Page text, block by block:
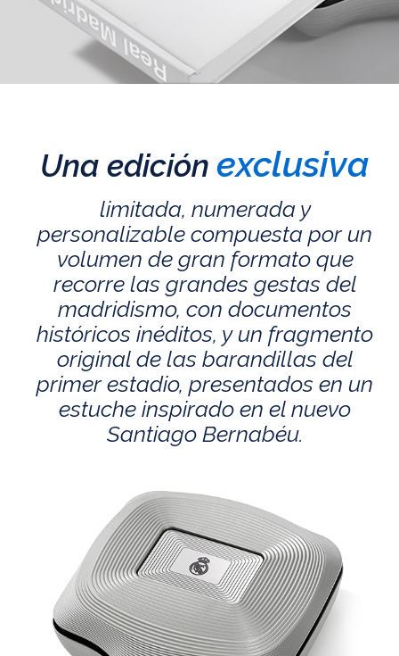
Una edición exclusiva
limitada, numerada y
personalizable compuesta por un
volumen de gran formato que
recorre las grandes gestas del
madridismo, con documentos
históricos inéditos, y un fragmento
original de las barandillas del
primer estadio, presentados en un
estuche inspirado en el nuevo
Santiago Bernabéu.